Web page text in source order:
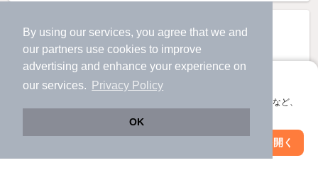
By using our services, you agree that we and
our partners use cookies to improve
advertising and enhance your experience on
our services.
Privacy Policy
OK
アプリに切り替えて、サクサクお部屋探し
会員登録なしですぐ使える。マップ検索やお気に入り保存など、
アプリを開く
絞り込み条件を変更